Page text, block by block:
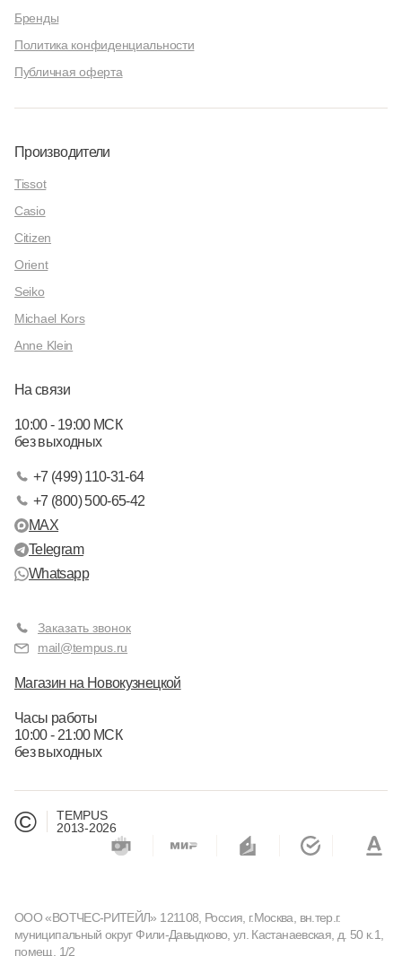
Бренды
Политика конфиденциальности
Публичная оферта
Производители
Tissot
Casio
Citizen
Orient
Seiko
Michael Kors
Anne Klein
На связи
10:00 - 19:00 МСК
без выходных
+7 (499) 110-31-64
+7 (800) 500-65-42
MAX
Telegram
Whatsapp
Заказать звонок
mail@tempus.ru
Магазин на Новокузнецкой
Часы работы
10:00 - 21:00 МСК
без выходных
©
TEMPUS
2013-2026
ООО «ВОТЧЕС-РИТЕЙЛ» 121108, Россия, г.Москва, вн.тер.г.
муниципальный округ Фили-Давыдково, ул. Кастанаевская, д. 50 к.1,
помещ. 1/2